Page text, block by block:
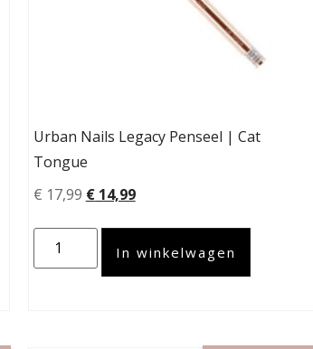
Urban Nails Legacy Penseel | Cat
Tongue
€ 17,99 €14,99
In winkelwagen